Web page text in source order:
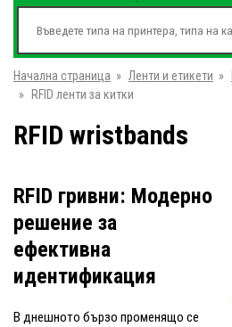
Начална страница » Ленти и етикети »
»
RFID ленти за китки
RFID wristbands
RFID гривни: Модерно
решение за
ефективна
идентификация
В днешното бързо променящо се